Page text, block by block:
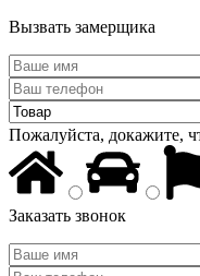
Вызвать замерщика
Пожалуйста, докажите,
Заказать звонок